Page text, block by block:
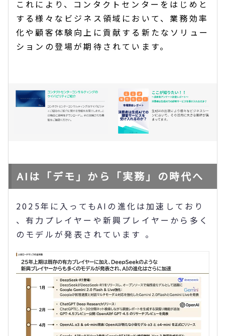
これにより、コンタクトセンターをはじめと
する様々なビジネス領域において、業務効率
化や顧客体験向上に貢献する新たなソリュー
ションの登場が期待されています。
AIは「デモ」から「実務」の時代へ
2025年に入ってもAIの進化は加速しており
、有力プレイヤーや新興プレイヤーから多く
のモデルが発表されています 。